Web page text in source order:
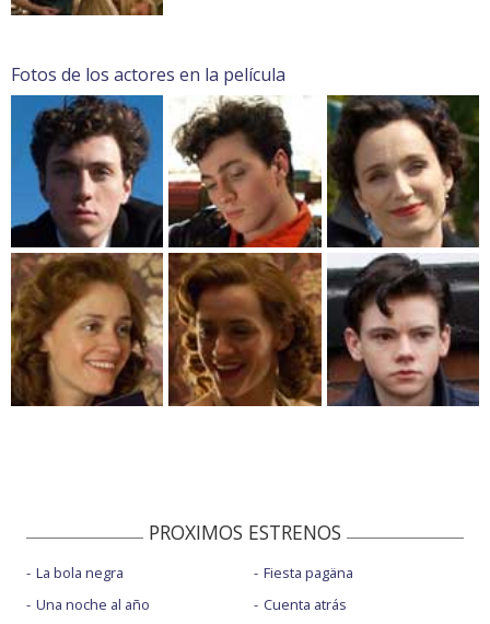
Fotos de los actores en la película
PROXIMOS ESTRENOS
La bola negra
Una noche al año
Fiesta pagäna
Cuenta atrás